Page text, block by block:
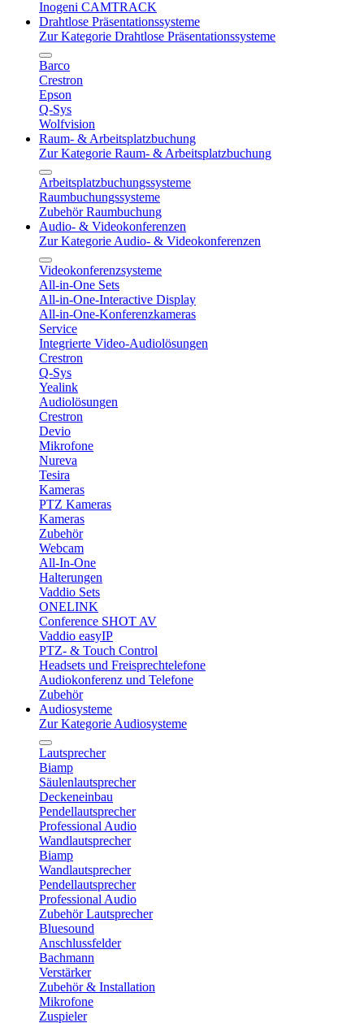
Inogeni CAMTRACK
Drahtlose Präsentationssysteme
Zur Kategorie Drahtlose Präsentationssysteme
Barco
Crestron
Epson
Q-Sys
Wolfvision
Raum- & Arbeitsplatzbuchung
Zur Kategorie Raum- & Arbeitsplatzbuchung
Arbeitsplatzbuchungssysteme
Raumbuchungssysteme
Zubehör Raumbuchung
Audio- & Videokonferenzen
Zur Kategorie Audio- & Videokonferenzen
Videokonferenzsysteme
All-in-One Sets
All-in-One-Interactive Display
All-in-One-Konferenzkameras
Service
Integrierte Video-Audiolösungen
Crestron
Q-Sys
Yealink
Audiolösungen
Crestron
Devio
Mikrofone
Nureva
Tesira
Kameras
PTZ Kameras
Kameras
Zubehör
Webcam
All-In-One
Halterungen
Vaddio Sets
ONELINK
Conference SHOT AV
Vaddio easyIP
PTZ- & Touch Control
Headsets und Freisprechtelefone
Audiokonferenz und Telefone
Zubehör
Audiosysteme
Zur Kategorie Audiosysteme
Lautsprecher
Biamp
Säulenlautsprecher
Deckeneinbau
Pendellautsprecher
Professional Audio
Wandlautsprecher
Biamp
Wandlautsprecher
Pendellautsprecher
Professional Audio
Zubehör Lautsprecher
Bluesound
Anschlussfelder
Bachmann
Verstärker
Zubehör & Installation
Mikrofone
Zuspieler